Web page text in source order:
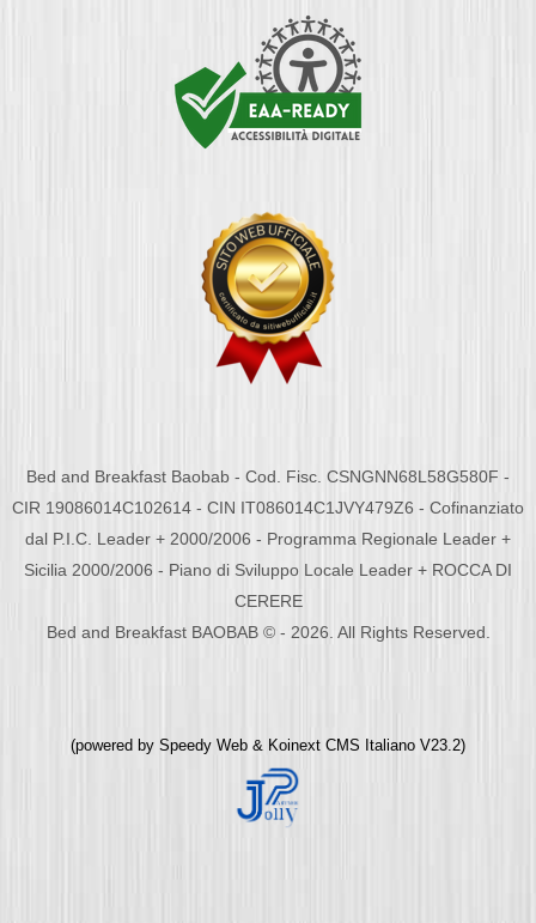
Bed and Breakfast Baobab - Cod. Fisc. CSNGNN68L58G580F -
CIR 19086014C102614 - CIN IT086014C1JVY479Z6 - Cofinanziato
dal P.I.C. Leader + 2000/2006 - Programma Regionale Leader +
Sicilia 2000/2006 - Piano di Sviluppo Locale Leader + ROCCA DI
CERERE
Bed and Breakfast BAOBAB © - 2026. All Rights Reserved.
(powered by Speedy Web & Koinext CMS Italiano V23.2)